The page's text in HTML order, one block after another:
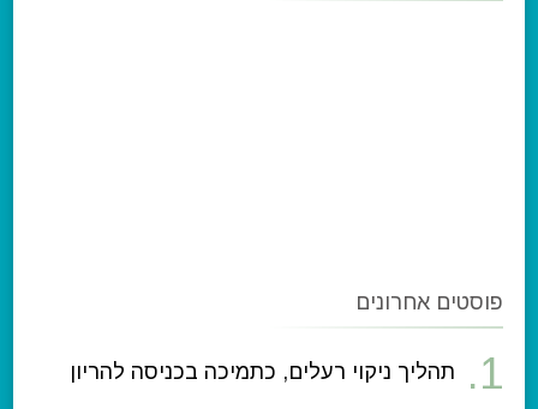
פוסטים אחרונים
תהליך ניקוי רעלים, כתמיכה בכניסה להריון